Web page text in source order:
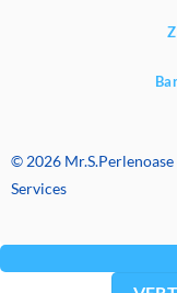
© 2026 Mr.S.Perlenoase
Services